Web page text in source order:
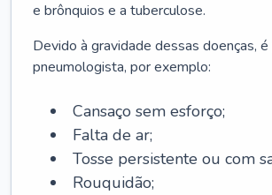
e brônquios e a tuberculose.
Devido à gravidade dessas doenças,
pneumologista, por exemplo:
Cansaço sem esforço;
Falta de ar;
Tosse persistente ou com
Rouquidão;